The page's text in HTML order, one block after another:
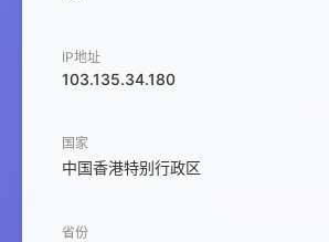
IP地址
103.135.34.180
国家
中国香港特别行政区
省份